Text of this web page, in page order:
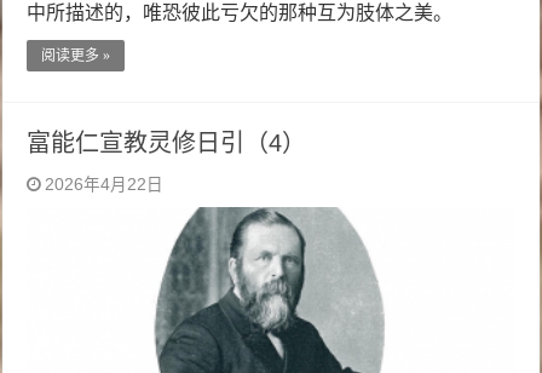
中所描述的，唯恐彼此亏欠的那种互为肢体之美。
阅读更多 »
富能仁宣教灵修日引（4）
2026年4月22日